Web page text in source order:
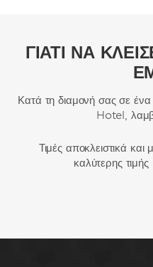
ΓΙΑΤΙ ΝΑ
Κατά τη διαμονή σας σε
Hotel,
Τιμές αποκλειστικά
καλύτερης